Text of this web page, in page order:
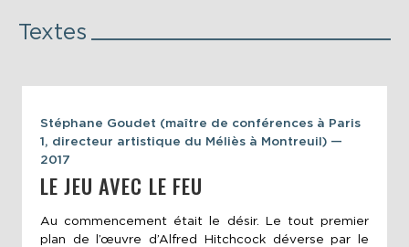
Textes
Stéphane Goudet (maître de conférences à Paris
1, directeur artistique du Méliès à Montreuil) —
2017
LE JEU AVEC LE FEU
Au commencement était le désir. Le tout premier
plan de l’œuvre d’Alfred Hitchcock déverse par le